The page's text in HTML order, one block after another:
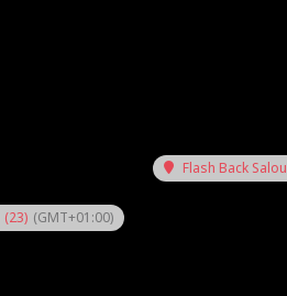
(23) (GMT+01:00)
Flash Back Salou